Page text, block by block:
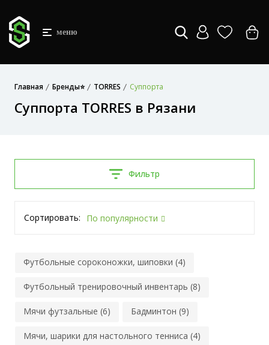
меню
Главная Бренды⭐ TORRES Суппорта
Суппорта TORRES в Рязани
Фильтр
Сортировать: По популярности
Футбольные сороконожки, шиповки (4)
Футбольный тренировочный инвентарь (8)
Мячи футзальные (6) Бадминтон (9)
Мячи, шарики для настольного тенниса (4)